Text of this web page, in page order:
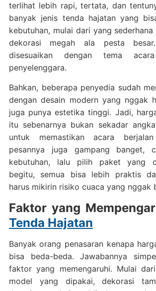
terlihat lebih rapi, tertata, dan
banyak jenis tenda hajatan yang
kebutuhan, mulai dari yang
dekorasi megah ala pesta
disesuaikan dengan tema
penyelenggara.
Bahkan, beberapa penyedia sudah
dengan desain modern yang nggak
juga punya estetika tinggi. Jadi,
itu sebenarnya bukan sekadar
untuk memastikan acara
pesannya juga gampang banget,
kebutuhan, lalu pilih paket yang
begitu, semua bisa lebih praktis
harus mikirin risiko cuaca yang nggak
Faktor yang
Tenda Hajatan
Banyak orang penasaran kenapa
bisa beda-beda. Jawabannya
faktor yang memengaruhi. Mulai
model yang dipakai, dekorasi